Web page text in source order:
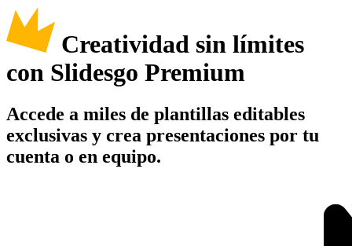
Creatividad sin límites
con Slidesgo Premium
Accede a miles de plantillas editables
exclusivas y crea presentaciones por tu
cuenta o en equipo.